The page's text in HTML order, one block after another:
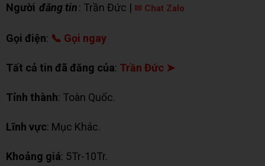
Người đăng tin: Trần Đức | ✉ Chat Zalo
Gọi điện: 📞 Gọi ngay
Tất cả tin đã đăng của: Trần Đức ➤
Tỉnh thành: Toàn Quốc.
Lĩnh vực: Mục Khác.
Khoảng giá: 5Tr-10Tr.